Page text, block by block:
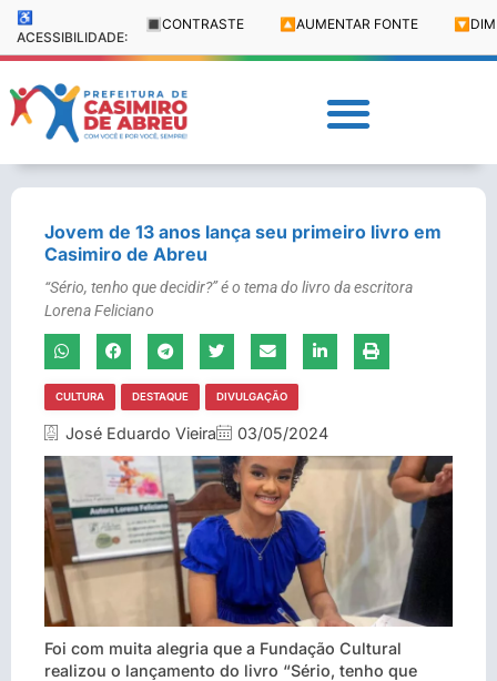
♿
ACESSIBILIDADE:
🔳 CONTRASTE 🔼 AUMENTAR FONTE 🔽
Jovem de 13 anos lança seu primeiro livro em
Casimiro de Abreu
“Sério, tenho que decidir?” é o tema do livro da escritora
Lorena Feliciano
CULTURA DESTAQUE DIVULGAÇÃO
José Eduardo Vieira 03/05/2024
Foi com muita alegria que a Fundação Cultural
realizou o lançamento do livro “Sério, tenho que